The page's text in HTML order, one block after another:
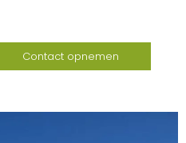
Contact opnemen